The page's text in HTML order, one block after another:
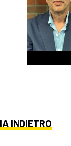
INDIETRO